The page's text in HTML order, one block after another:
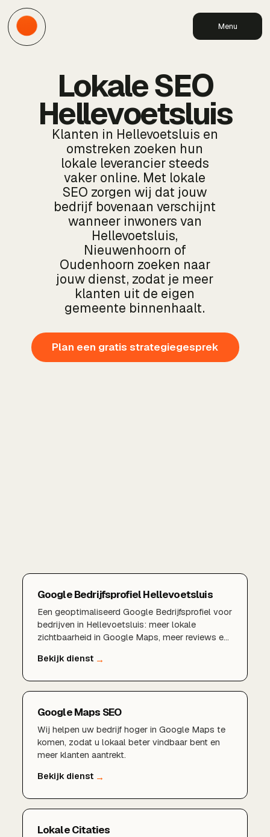
Menu
Lokale SEO
Hellevoetsluis
Klanten in Hellevoetsluis en
omstreken zoeken hun
lokale leverancier steeds
vaker online. Met lokale
SEO zorgen wij dat jouw
bedrijf bovenaan verschijnt
wanneer inwoners van
Hellevoetsluis,
Nieuwenhoorn of
Oudenhoorn zoeken naar
jouw dienst, zodat je meer
klanten uit de eigen
gemeente binnenhaalt.
Plan een gratis strategiegesprek
Google Bedrijfsprofiel Hellevoetsluis
Een geoptimaliseerd Google Bedrijfsprofiel voor
bedrijven in Hellevoetsluis: meer lokale
zichtbaarheid in Google Maps, meer reviews en
Google Maps SEO
Wij helpen uw bedrijf hoger in Google Maps te
komen, zodat u lokaal beter vindbaar bent en
meer klanten aantrekt.
Lokale Citaties